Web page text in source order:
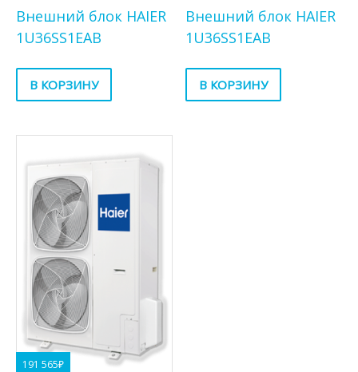
Внешний блок HAIER
1U36SS1EAB
В КОРЗИНУ
Внешний блок HAIER
1U36SS1EAB
В КОРЗИНУ
191 565₽